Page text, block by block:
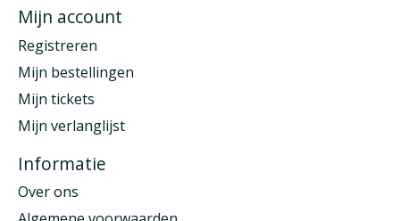
Mijn account
Registreren
Mijn bestellingen
Mijn tickets
Mijn verlanglijst
Informatie
Over ons